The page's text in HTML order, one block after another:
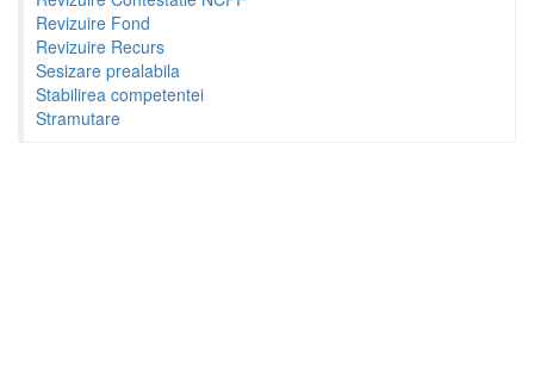
Revizuire Fond
Revizuire Recurs
Sesizare prealabila
Stabilirea competentei
Stramutare